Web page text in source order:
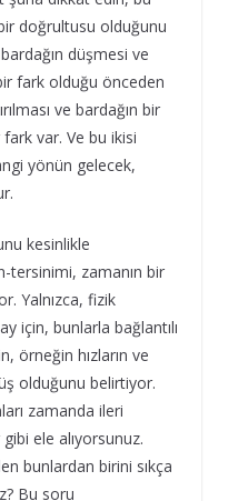
doğrultusu olduğunu
düşmesi ve
fark olduğu önceden
ve bardağın bir
var. Ve bu ikisi
yönün gelecek,
kesinlikle
tersinimi, zamanın bir
Yalnızca, fizik
için, bunlarla bağlantılı
örneğin hızların ve
olduğunu belirtiyor.
zamanda ileri
ele alıyorsunuz.
bunlardan birini sıkça
Bu soru